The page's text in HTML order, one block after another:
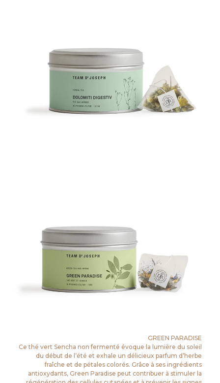
GREEN PARADISE
Ce thé vert Sencha non fermenté évoque la lumière du soleil
du début de l’été et exhale un délicieux parfum d’herbe
fraîche et de pétales colorés. Grâce à ses ingrédients
antioxydants, Green Paradise peut contribuer à stimuler la